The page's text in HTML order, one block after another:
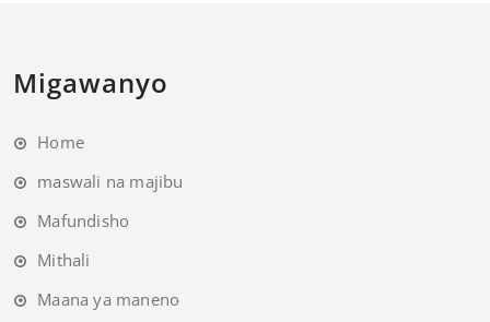
Migawanyo
Home
maswali na majibu
Mafundisho
Mithali
Maana ya maneno